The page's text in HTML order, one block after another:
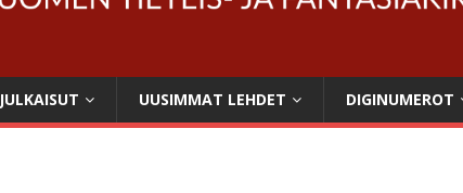
JULKAISUT UUSIMMAT LEHDET DIGINUMEROT